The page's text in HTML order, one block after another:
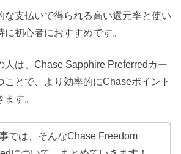
な支払いで得られる高い還元率と使い
初心者におすすめです。
人は、Chase Sapphire Preferredカー
ことで、より効率的にChaseポイント
す。
では、そんなChase Freedom